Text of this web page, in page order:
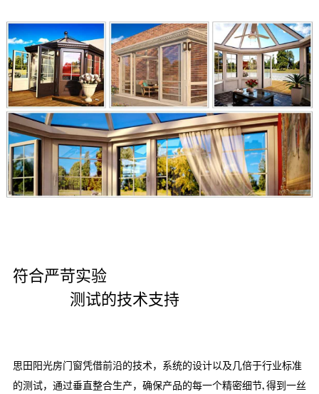
符合严苛实验
思田阳光房门窗凭借前沿的技术，系统的设计以及几倍于行业标准
的测试，通过垂直整合生产，确保产品的每一个精密细节, 得到一丝